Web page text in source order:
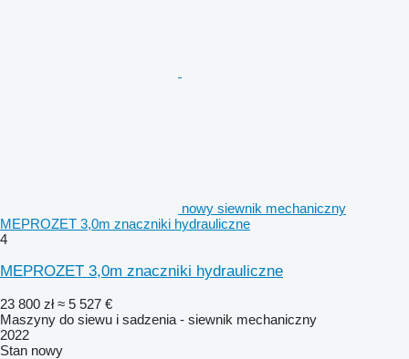
nowy siewnik mechaniczny
MEPROZET 3,0m znaczniki hydrauliczne
4
MEPROZET 3,0m znaczniki hydrauliczne
23 800 zł ≈ 5 527 €
Maszyny do siewu i sadzenia - siewnik mechaniczny
2022
Stan nowy